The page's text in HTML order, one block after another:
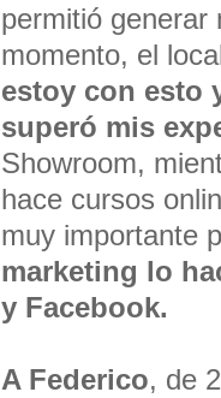
permitió generar
momento, el
estoy con esto
superó mis
Showroom,
hace cursos
muy importante
marketing lo
y Facebook.
A Federico, de